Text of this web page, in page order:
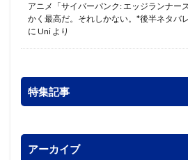
アニメ「サイバーパンク: エッジランナー
かく最高だ。それしかない。*後半ネタバ
に Uni より
特集記事
アーカイブ